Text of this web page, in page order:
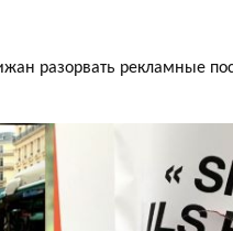
разорвать рекламные